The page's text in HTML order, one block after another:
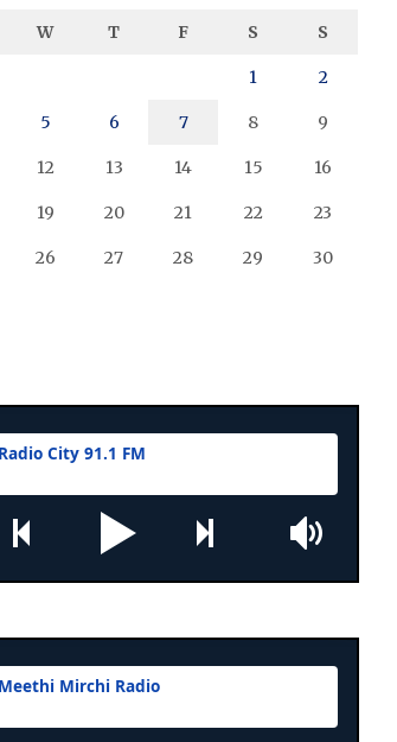
W T F S S
1 2
5 6 7 8 9
12 13 14 15 16
19 20 21 22 23
26 27 28 29 30